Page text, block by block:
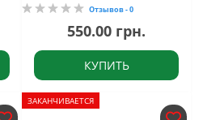
Отзывов - 0
550.00 грн.
КУПИТЬ
ЗАКАНЧИВАЕТСЯ